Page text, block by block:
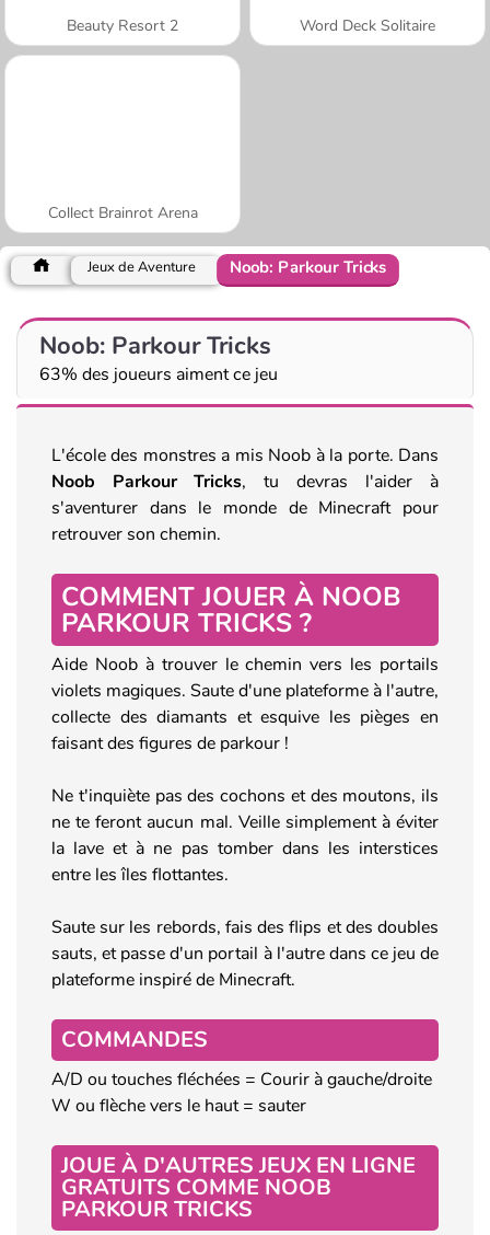
Beauty Resort 2 Word Deck Solitaire
Collect Brainrot Arena
Jeux de Aventure Noob: Parkour Tricks
Noob: Parkour Tricks
63% des joueurs aiment ce jeu
L'école des monstres a mis Noob à la porte. Dans
Noob Parkour Tricks, tu devras l'aider à
s'aventurer dans le monde de Minecraft pour
retrouver son chemin.
COMMENT JOUER À NOOB
PARKOUR TRICKS ?
Aide Noob à trouver le chemin vers les portails
violets magiques. Saute d'une plateforme à l'autre,
collecte des diamants et esquive les pièges en
faisant des figures de parkour !
Ne t'inquiète pas des cochons et des moutons, ils
ne te feront aucun mal. Veille simplement à éviter
la lave et à ne pas tomber dans les interstices
entre les îles flottantes.
Saute sur les rebords, fais des flips et des doubles
sauts, et passe d'un portail à l'autre dans ce jeu de
plateforme inspiré de Minecraft.
COMMANDES
A/D ou touches fléchées = Courir à gauche/droite
W ou flèche vers le haut = sauter
JOUE À D'AUTRES JEUX EN LIGNE
GRATUITS COMME NOOB
PARKOUR TRICKS